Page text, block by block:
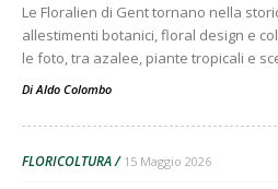
Le Floralien di Gent tornano nella
allestimenti botanici, floral design e
le foto, tra azalee, piante tropicali e
Di Aldo Colombo
FLORICOLTURA 15 Maggio 2026